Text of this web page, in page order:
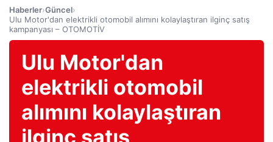
Haberler›Güncel›
Ulu Motor'dan elektrikli otomobil alımını kolaylaştıran ilginç satış
kampanyası – OTOMOTİV
Ulu Motor'dan
elektrikli otomobil
alımını kolaylaştıran
ilginç satış